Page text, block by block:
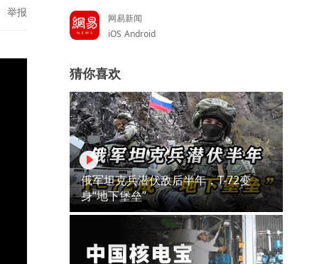
举报
网易新闻
iOS Android
猜你喜欢
俄军坦克兵潜伏敌后半年，T-72变
身“地下堡垒”